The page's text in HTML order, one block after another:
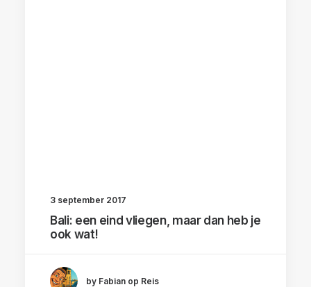
3 september 2017
Bali: een eind vliegen, maar dan heb je
ook wat!
by Fabian op Reis